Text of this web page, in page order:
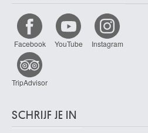
Kortrijk 1875 - 1950
de Coninck Roger
Diegem / Machelen 1926 - Parijs
De Coorde Charles
Sint-Joost-ten-Node / Brussel 1890 -
de Coter Colijn
Facebook YouTube Instagram
TripAdvisor
SCHRIJF JE IN